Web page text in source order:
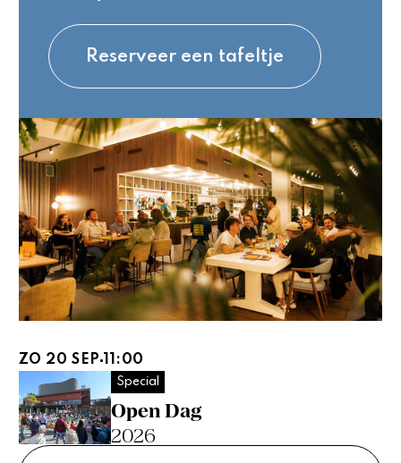
Reserveer een tafeltje
Open Dag
2026
Special
ZO 20 SEP 11:00